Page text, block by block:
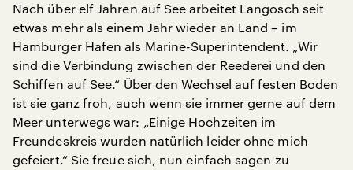
Nach über elf Jahren auf See arbeitet Langosch seit
etwas mehr als einem Jahr wieder an Land – im
Hamburger Hafen als Marine-Superintendent. „Wir
sind die Verbindung zwischen der Reederei und den
Schiffen auf See.“ Über den Wechsel auf festen Boden
ist sie ganz froh, auch wenn sie immer gerne auf dem
Meer unterwegs war: „Einige Hochzeiten im
Freundeskreis wurden natürlich leider ohne mich
gefeiert.“ Sie freue sich, nun einfach sagen zu